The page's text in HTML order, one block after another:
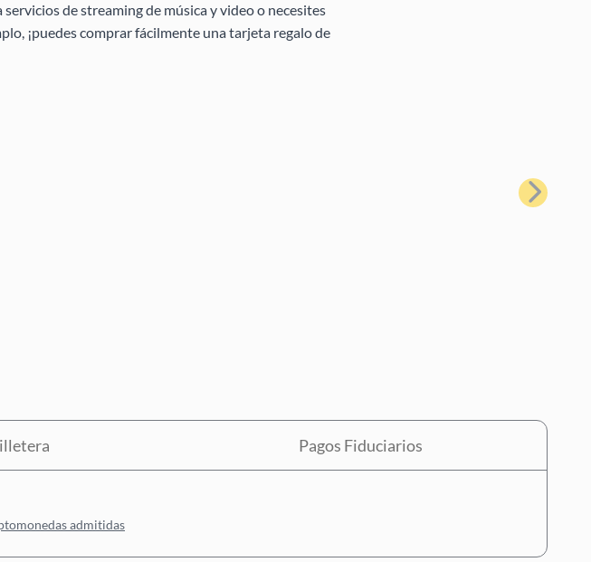
de streaming de música y video o necesites
¡puedes comprar fácilmente una tarjeta regalo de
Siguiente
Pagos Fiduciarios
admitidas